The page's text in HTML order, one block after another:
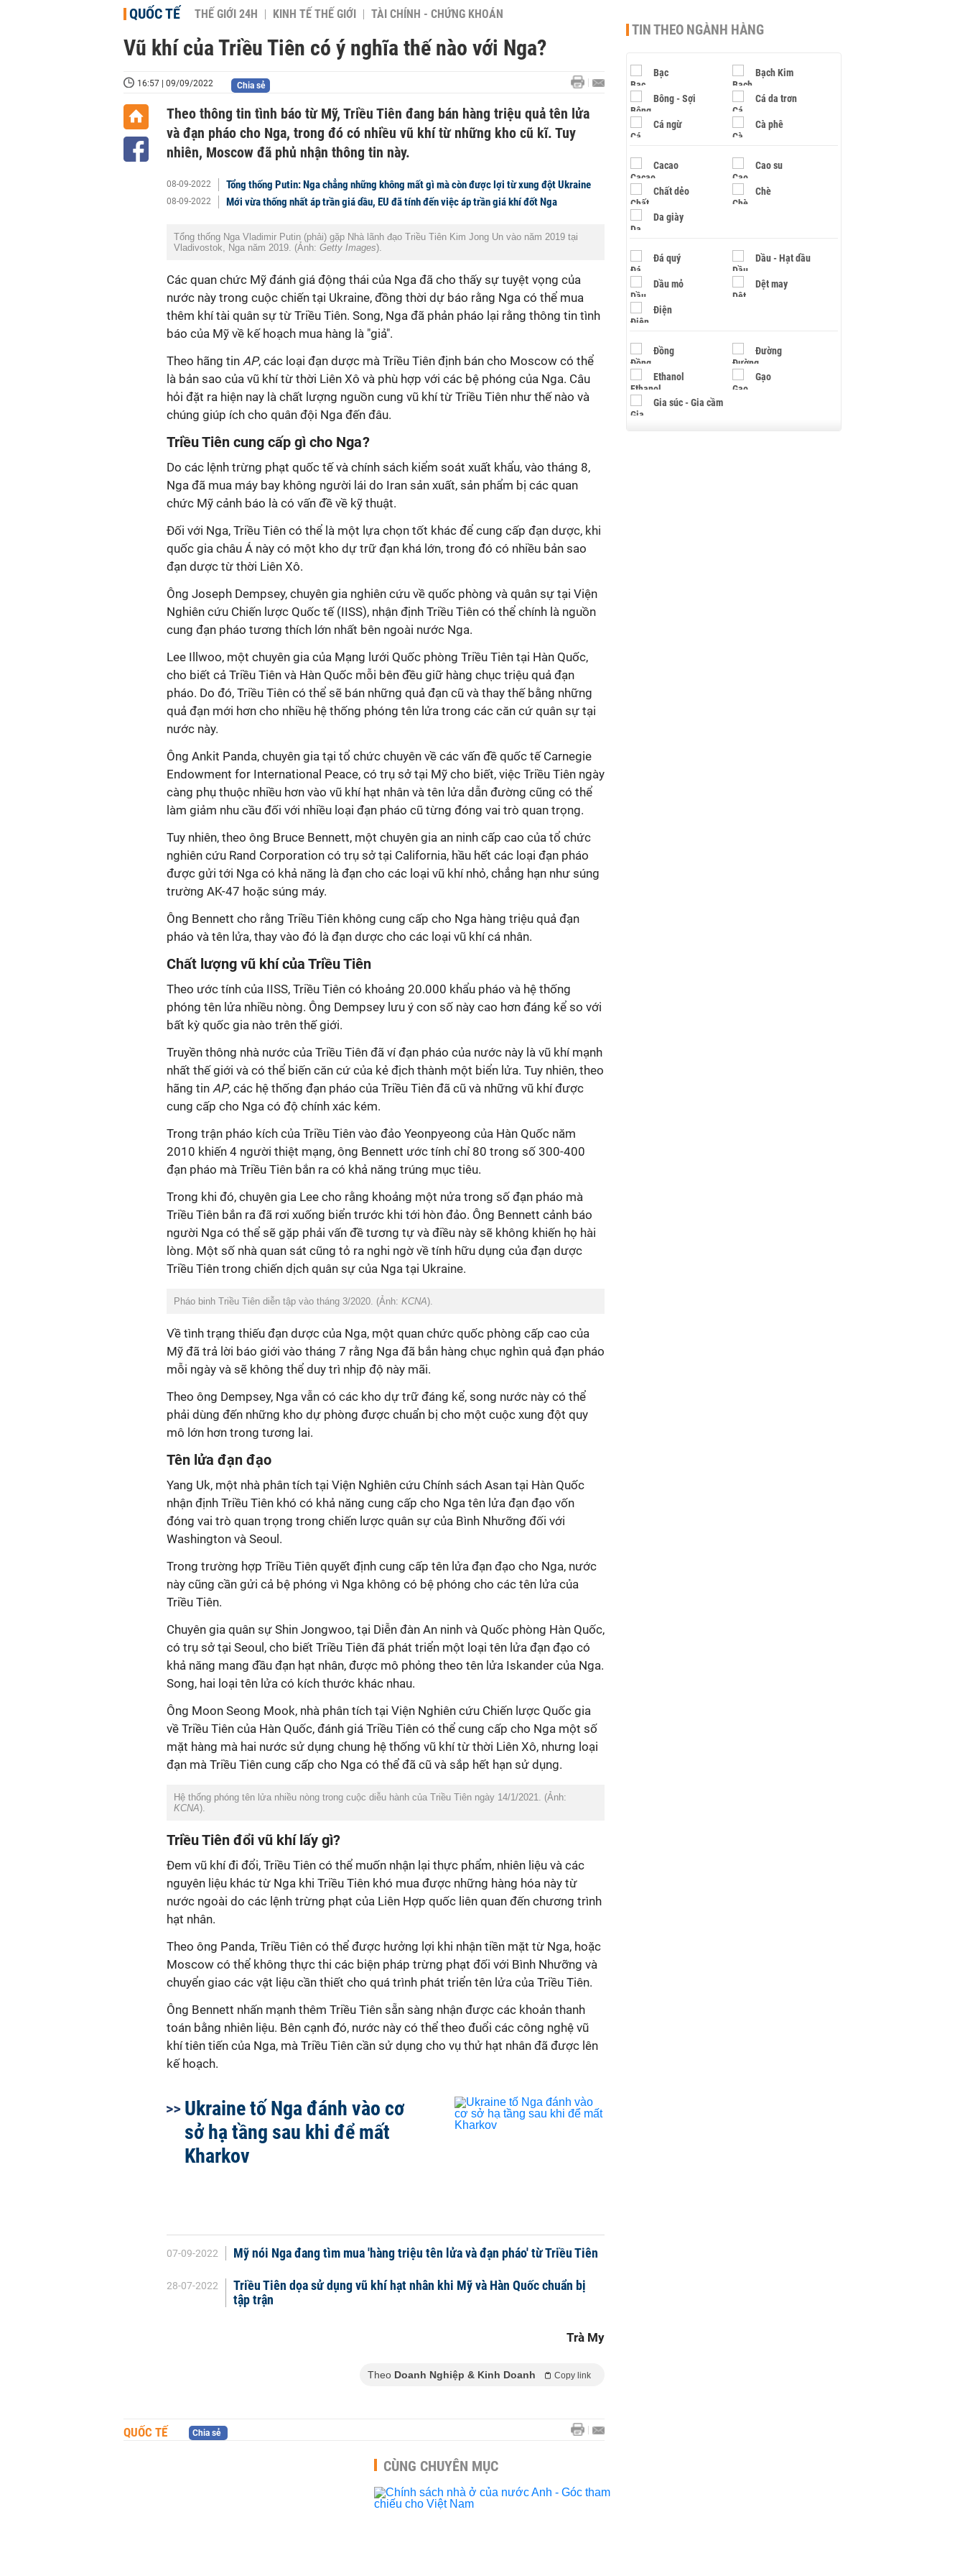
QUỐC TẾ THẾ GIỚI 24H KINH TẾ THẾ GIỚI TÀI CHÍNH - CHỨNG KHOÁN
Vũ khí của Triều Tiên có ý nghĩa thế nào với Nga?
16:57 | 09/09/2022 Chia sẻ
Theo thông tin tình báo từ Mỹ, Triều Tiên đang bán hàng triệu quả tên lửa
và đạn pháo cho Nga, trong đó có nhiều vũ khí từ những kho cũ kĩ. Tuy
nhiên, Moscow đã phủ nhận thông tin này.
08-09-2022 Tổng thống Putin: Nga chẳng những không mất gì mà còn được lợi từ xung đột Ukraine
08-09-2022 Mới vừa thống nhất áp trần giá dầu, EU đã tính đến việc áp trần giá khí đốt Nga
Tổng thống Nga Vladimir Putin (phải) gặp Nhà lãnh đạo Triều Tiên Kim Jong Un vào năm 2019 tại
Vladivostok, Nga năm 2019. (Ảnh: Getty Images).
Các quan chức Mỹ đánh giá động thái của Nga đã cho thấy sự tuyệt vọng của
nước này trong cuộc chiến tại Ukraine, đồng thời dự báo rằng Nga có thể mua
thêm khí tài quân sự từ Triều Tiên. Song, Nga đã phản pháo lại rằng thông tin tình
báo của Mỹ về kế hoạch mua hàng là "giả".
Theo hãng tin AP, các loại đạn dược mà Triều Tiên định bán cho Moscow có thể
là bản sao của vũ khí từ thời Liên Xô và phù hợp với các bệ phóng của Nga. Câu
hỏi đặt ra hiện nay là chất lượng nguồn cung vũ khí từ Triều Tiên như thế nào và
chúng giúp ích cho quân đội Nga đến đâu.
Triều Tiên cung cấp gì cho Nga?
Do các lệnh trừng phạt quốc tế và chính sách kiểm soát xuất khẩu, vào tháng 8,
Nga đã mua máy bay không người lái do Iran sản xuất, sản phẩm bị các quan
chức Mỹ cảnh báo là có vấn đề về kỹ thuật.
Đối với Nga, Triều Tiên có thể là một lựa chọn tốt khác để cung cấp đạn dược, khi
quốc gia châu Á này có một kho dự trữ đạn khá lớn, trong đó có nhiều bản sao
đạn dược từ thời Liên Xô.
Ông Joseph Dempsey, chuyên gia nghiên cứu về quốc phòng và quân sự tại Viện
Nghiên cứu Chiến lược Quốc tế (IISS), nhận định Triều Tiên có thể chính là nguồn
cung đạn pháo tương thích lớn nhất bên ngoài nước Nga.
Lee Illwoo, một chuyên gia của Mạng lưới Quốc phòng Triều Tiên tại Hàn Quốc,
cho biết cả Triều Tiên và Hàn Quốc mỗi bên đều giữ hàng chục triệu quả đạn
pháo. Do đó, Triều Tiên có thể sẽ bán những quả đạn cũ và thay thế bằng những
quả đạn mới hơn cho nhiều hệ thống phóng tên lửa trong các căn cứ quân sự tại
nước này.
Ông Ankit Panda, chuyên gia tại tổ chức chuyên về các vấn đề quốc tế Carnegie
Endowment for International Peace, có trụ sở tại Mỹ cho biết, việc Triều Tiên ngày
càng phụ thuộc nhiều hơn vào vũ khí hạt nhân và tên lửa dẫn đường cũng có thể
làm giảm nhu cầu đối với nhiều loại đạn pháo cũ từng đóng vai trò quan trọng.
Tuy nhiên, theo ông Bruce Bennett, một chuyên gia an ninh cấp cao của tổ chức
nghiên cứu Rand Corporation có trụ sở tại California, hầu hết các loại đạn pháo
được gửi tới Nga có khả năng là đạn cho các loại vũ khí nhỏ, chẳng hạn như súng
trường AK-47 hoặc súng máy.
Ông Bennett cho rằng Triều Tiên không cung cấp cho Nga hàng triệu quả đạn
pháo và tên lửa, thay vào đó là đạn dược cho các loại vũ khí cá nhân.
Chất lượng vũ khí của Triều Tiên
Theo ước tính của IISS, Triều Tiên có khoảng 20.000 khẩu pháo và hệ thống
phóng tên lửa nhiều nòng. Ông Dempsey lưu ý con số này cao hơn đáng kể so với
bất kỳ quốc gia nào trên thế giới.
Truyền thông nhà nước của Triều Tiên đã ví đạn pháo của nước này là vũ khí mạnh
nhất thế giới và có thể biến căn cứ của kẻ địch thành một biển lửa. Tuy nhiên, theo
hãng tin AP, các hệ thống đạn pháo của Triều Tiên đã cũ và những vũ khí được
cung cấp cho Nga có độ chính xác kém.
Trong trận pháo kích của Triều Tiên vào đảo Yeonpyeong của Hàn Quốc năm
2010 khiến 4 người thiệt mạng, ông Bennett ước tính chỉ 80 trong số 300-400
đạn pháo mà Triều Tiên bắn ra có khả năng trúng mục tiêu.
Trong khi đó, chuyên gia Lee cho rằng khoảng một nửa trong số đạn pháo mà
Triều Tiên bắn ra đã rơi xuống biển trước khi tới hòn đảo. Ông Bennett cảnh báo
người Nga có thể sẽ gặp phải vấn đề tương tự và điều này sẽ không khiến họ hài
lòng. Một số nhà quan sát cũng tỏ ra nghi ngờ về tính hữu dụng của đạn dược
Triều Tiên trong chiến dịch quân sự của Nga tại Ukraine.
Pháo binh Triều Tiên diễn tập vào tháng 3/2020. (Ảnh: KCNA).
Về tình trạng thiếu đạn dược của Nga, một quan chức quốc phòng cấp cao của
Mỹ đã trả lời báo giới vào tháng 7 rằng Nga đã bắn hàng chục nghìn quả đạn pháo
mỗi ngày và sẽ không thể duy trì nhịp độ này mãi.
Theo ông Dempsey, Nga vẫn có các kho dự trữ đáng kể, song nước này có thể
phải dùng đến những kho dự phòng được chuẩn bị cho một cuộc xung đột quy
mô lớn hơn trong tương lai.
Tên lửa đạn đạo
Yang Uk, một nhà phân tích tại Viện Nghiên cứu Chính sách Asan tại Hàn Quốc
nhận định Triều Tiên khó có khả năng cung cấp cho Nga tên lửa đạn đạo vốn
đóng vai trò quan trọng trong chiến lược quân sự của Bình Nhưỡng đối với
Washington và Seoul.
Trong trường hợp Triều Tiên quyết định cung cấp tên lửa đạn đạo cho Nga, nước
này cũng cần gửi cả bệ phóng vì Nga không có bệ phóng cho các tên lửa của
Triều Tiên.
Chuyên gia quân sự Shin Jongwoo, tại Diễn đàn An ninh và Quốc phòng Hàn Quốc,
có trụ sở tại Seoul, cho biết Triều Tiên đã phát triển một loại tên lửa đạn đạo có
khả năng mang đầu đạn hạt nhân, được mô phỏng theo tên lửa Iskander của Nga.
Song, hai loại tên lửa có kích thước khác nhau.
Ông Moon Seong Mook, nhà phân tích tại Viện Nghiên cứu Chiến lược Quốc gia
về Triều Tiên của Hàn Quốc, đánh giá Triều Tiên có thể cung cấp cho Nga một số
mặt hàng mà hai nước sử dụng chung hệ thống vũ khí từ thời Liên Xô, nhưng loại
đạn mà Triều Tiên cung cấp cho Nga có thể đã cũ và sắp hết hạn sử dụng.
Hệ thống phóng tên lửa nhiều nòng trong cuộc diễu hành của Triều Tiên ngày 14/1/2021. (Ảnh:
KCNA).
Triều Tiên đổi vũ khí lấy gì?
Đem vũ khí đi đổi, Triều Tiên có thể muốn nhận lại thực phẩm, nhiên liệu và các
nguyên liệu khác từ Nga khi Triều Tiên khó mua được những hàng hóa này từ
nước ngoài do các lệnh trừng phạt của Liên Hợp quốc liên quan đến chương trình
hạt nhân.
Theo ông Panda, Triều Tiên có thể được hưởng lợi khi nhận tiền mặt từ Nga, hoặc
Moscow có thể không thực thi các biện pháp trừng phạt đối với Bình Nhưỡng và
chuyển giao các vật liệu cần thiết cho quá trình phát triển tên lửa của Triều Tiên.
Ông Bennett nhấn mạnh thêm Triều Tiên sẵn sàng nhận được các khoản thanh
toán bằng nhiên liệu. Bên cạnh đó, nước này có thể theo đuổi các công nghệ vũ
khí tiên tiến của Nga, mà Triều Tiên cần sử dụng cho vụ thử hạt nhân đã được lên
kế hoạch.
Ukraine tố Nga đánh vào cơ
sở hạ tầng sau khi để mất
Kharkov
07-09-2022 Mỹ nói Nga đang tìm mua 'hàng triệu tên lửa và đạn pháo' từ Triều Tiên
28-07-2022
Triều Tiên dọa sử dụng vũ khí hạt nhân khi Mỹ và Hàn Quốc chuẩn bị
tập trận
Trà My
Theo Doanh Nghiệp & Kinh Doanh Copy link
QUỐC TẾ Chia sẻ
CÙNG CHUYÊN MỤC
TIN THEO NGÀNH HÀNG
Bạc Bạch Kim
Bông - Sợi Cá da trơn
Cá ngừ Cà phê
Cacao Cao su
Chất dẻo Chè
Da giày
Đá quý Dầu - Hạt dầu
Dầu mỏ Dệt may
Điện
Đồng Đường
Ethanol Gạo
Gia súc - Gia cầm